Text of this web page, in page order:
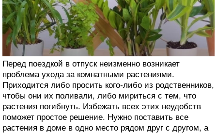
Перед поездкой в отпуск неизменно возникает
проблема ухода за комнатными растениями.
Приходится либо просить кого-либо из родственников,
чтобы они их поливали, либо мириться с тем, что
растения погибнуть. Избежать всех этих неудобств
поможет простое решение. Нужно поставить все
растения в доме в одно место рядом друг с другом, а